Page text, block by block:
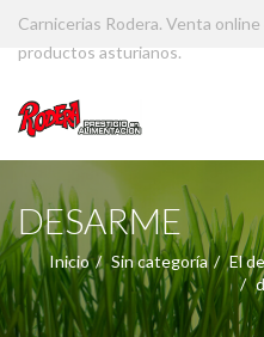
Carnicerias Rodera. Venta online
productos asturianos.
DESARME
Inicio Sin categoría
El